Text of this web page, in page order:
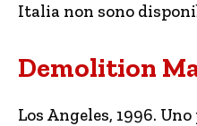
Italia non sono
Demolition
Los Angeles, 1996.